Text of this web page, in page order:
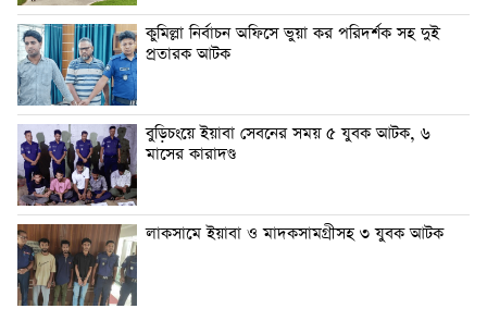
কুমিল্লা নির্বাচন অফিসে ভুয়া কর পরিদর্শক সহ দুই
প্রতারক আটক
বুড়িচংয়ে ইয়াবা সেবনের সময় ৫ যুবক আটক, ৬
মাসের কারাদণ্ড
লাকসামে ইয়াবা ও মাদকসামগ্রীসহ ৩ যুবক আটক